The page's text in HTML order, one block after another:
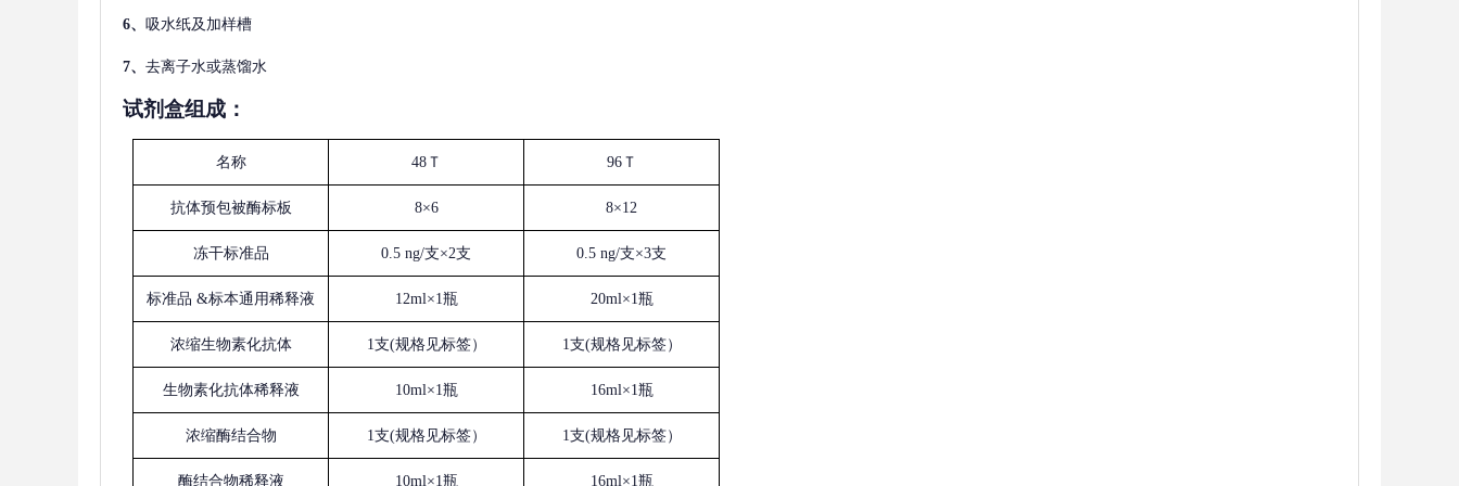
6、 吸水纸及加样槽
7、 去离子水或蒸馏水
试剂盒组成：
名称 48Ｔ 96Ｔ
抗体预包被酶标板 8×6 8×12
冻干标准品 0.5 ng/支×2支 0.5 ng/支×3支
标准品 &标本通用稀释液 12ml×1瓶 20ml×1瓶
浓缩生物素化抗体 1支(规格见标签） 1支(规格见标签）
生物素化抗体稀释液 10ml×1瓶 16ml×1瓶
浓缩酶结合物 1支(规格见标签） 1支(规格见标签）
酶结合物稀释液 10ml×1瓶 16ml×1瓶